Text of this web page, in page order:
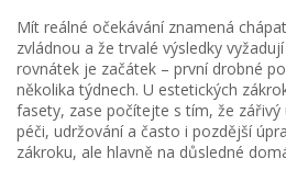
Mít reálné očekávání znamená
zvládnou a že trvalé výsledky
rovnátek je začátek – první drobné
několika týdnech. U estetických
fasety, zase počítejte s tím, že zářivý
péči, udržování a často i pozdější
zákroku, ale hlavně na důsledné